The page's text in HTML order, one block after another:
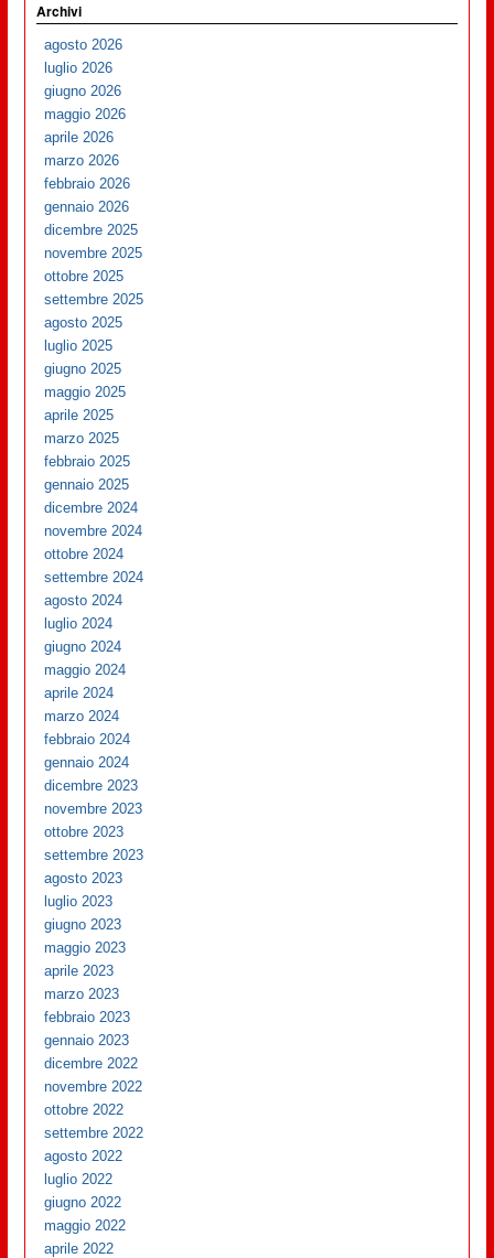
Archivi
agosto 2026
luglio 2026
giugno 2026
maggio 2026
aprile 2026
marzo 2026
febbraio 2026
gennaio 2026
dicembre 2025
novembre 2025
ottobre 2025
settembre 2025
agosto 2025
luglio 2025
giugno 2025
maggio 2025
aprile 2025
marzo 2025
febbraio 2025
gennaio 2025
dicembre 2024
novembre 2024
ottobre 2024
settembre 2024
agosto 2024
luglio 2024
giugno 2024
maggio 2024
aprile 2024
marzo 2024
febbraio 2024
gennaio 2024
dicembre 2023
novembre 2023
ottobre 2023
settembre 2023
agosto 2023
luglio 2023
giugno 2023
maggio 2023
aprile 2023
marzo 2023
febbraio 2023
gennaio 2023
dicembre 2022
novembre 2022
ottobre 2022
settembre 2022
agosto 2022
luglio 2022
giugno 2022
maggio 2022
aprile 2022